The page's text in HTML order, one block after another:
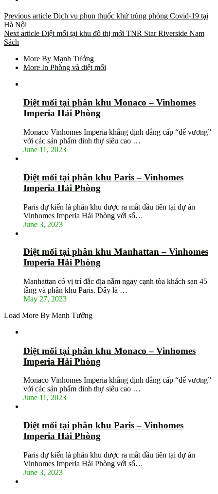
Previous article Dịch vụ phun thuốc khử trùng phòng Covid-19 tại
Hà Nội
Next article Diệt mối tại khu đô thị mới TNR Star Riverside Nam
Sách
More By Mạnh Tưởng
More In Phòng và diệt mối
Diệt mối tại phân khu Monaco – Vinhomes
Imperia Hải Phòng
Monaco Vinhomes Imperia khẳng định đẳng cấp “đế vương”
với các sản phẩm dinh thự siêu cao …
June 11, 2023
Diệt mối tại phân khu Paris – Vinhomes
Imperia Hải Phòng
Paris dự kiến là phân khu được ra mắt đầu tiên tại dự án
Vinhomes Imperia Hải Phòng với số…
June 3, 2023
Diệt mối tại phân khu Manhattan – Vinhomes
Imperia Hải Phòng
Manhattan có vị trí đắc địa nằm ngay cạnh tòa khách sạn 45
tầng và phân khu Paris. Đây là …
May 27, 2023
Load More By Mạnh Tưởng
Diệt mối tại phân khu Monaco – Vinhomes
Imperia Hải Phòng
Monaco Vinhomes Imperia khẳng định đẳng cấp “đế vương”
với các sản phẩm dinh thự siêu cao …
June 11, 2023
Diệt mối tại phân khu Paris – Vinhomes
Imperia Hải Phòng
Paris dự kiến là phân khu được ra mắt đầu tiên tại dự án
Vinhomes Imperia Hải Phòng với số…
June 3, 2023